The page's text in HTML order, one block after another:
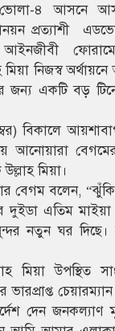
৪ আসনে
প্রত্যাশী
আইনজীবী
মিয়া নিজস্ব
জন্য একটি বড়
বিকালে
আনোয়ারা বেগমের
মিয়া।
বেগম বলেন,
এতিম মাইয়া
নতুন ঘর দিছে।
মিয়া উপস্থিত
দেন